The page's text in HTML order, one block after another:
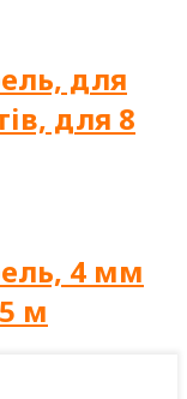
для
для 8
4 мм
м